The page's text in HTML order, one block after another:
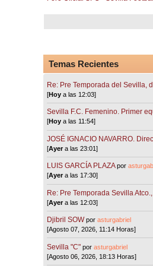
Temas Recientes
Re: Pre Temporada del Sevilla,
[Hoy a las 12:03]
Sevilla F.C. Femenino. Primer
[Hoy a las 11:54]
JOSÉ IGNACIO NAVARRO.
[Ayera las 23:01]
LUIS GARCÍA PLAZA por
[Ayera las 17:30]
Re: Pre Temporada Sevilla
[Ayera las 12:03]
Djibril SOW porasturgabriel
[Agosto 07, 2026, 11:14 Horas]
Sevilla "C"porasturgabriel
[Agosto 06, 2026, 18:13 Horas]